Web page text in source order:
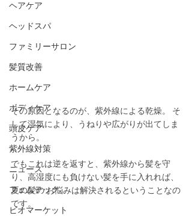
ヘアケア
ヘッドスパ
ファミリーサロン
髪質改善
ホームケア
ボディケア
頭皮ケア
紫外線対策
ニュース
フェムテック
ビオマーケット
その原因となるのが、紫外線による乾燥。 そ
して湿気により、うねりや広がりが出てしま
うから。
でもこれは逆を返すと、紫外線から髪を守
り、高湿度にも負けない髪を手に入れれば、
夏の髪の お悩みは解決されるということなの
です。